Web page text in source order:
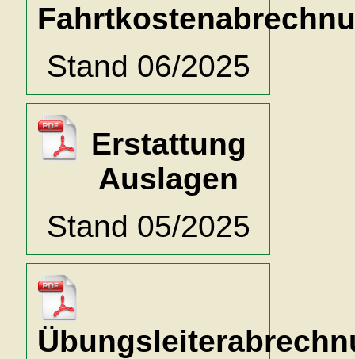
Stand 06/2025
Erstattung
Auslagen
Stand 05/2025